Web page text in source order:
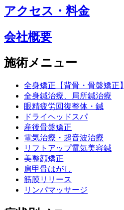
アクセス・料金
会社概要
施術メニュー
全身矯正【背骨・骨盤矯正】
全身鍼治療、局所鍼治療
眼精疲労回復整体・鍼
ドライヘッドスパ
産後骨盤矯正
電気治療・超音波治療
リフトアップ電気美容鍼
美整顔矯正
肩甲骨はがし
筋膜リリース
リンパマッサージ